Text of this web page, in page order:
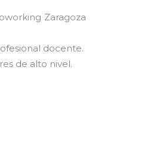
Zaragoza
docente.
de alto nivel.